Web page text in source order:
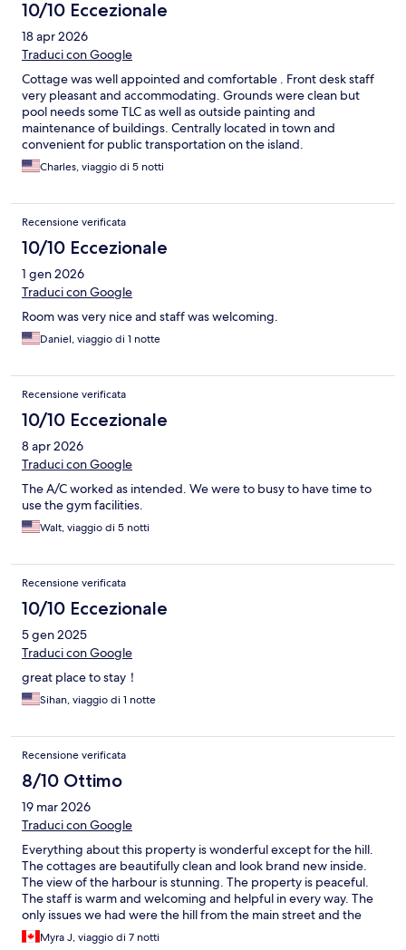
10/10 Eccezionale
18 apr 2026
Traduci con Google
Cottage was well appointed and comfortable . Front desk staff
very pleasant and accommodating. Grounds were clean but
pool needs some TLC as well as outside painting and
maintenance of buildings. Centrally located in town and
convenient for public transportation on the island.
Charles, viaggio di 5 notti
Recensione verificata
10/10 Eccezionale
1 gen 2026
Traduci con Google
Room was very nice and staff was welcoming.
Daniel, viaggio di 1 notte
Recensione verificata
10/10 Eccezionale
8 apr 2026
Traduci con Google
The A/C worked as intended. We were to busy to have time to
use the gym facilities.
Walt, viaggio di 5 notti
Recensione verificata
10/10 Eccezionale
5 gen 2025
Traduci con Google
great place to stay！
Sihan, viaggio di 1 notte
Recensione verificata
8/10 Ottimo
19 mar 2026
Traduci con Google
Everything about this property is wonderful except for the hill.
The cottages are beautifully clean and look brand new inside.
The view of the harbour is stunning. The property is peaceful.
The staff is warm and welcoming and helpful in every way. The
only issues we had were the hill from the main street and the
village of St. George's up to the hotel, the lack of a beach
Myra J, viaggio di 7 notti